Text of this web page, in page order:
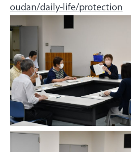
oudan/daily-life/protection